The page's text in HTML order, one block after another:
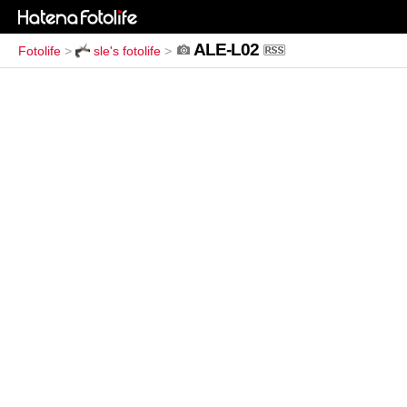
Fotolife > sle's fotolife > ALE-L02